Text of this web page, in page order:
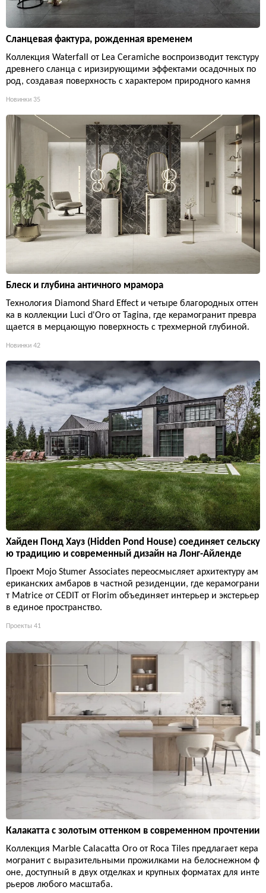
Сланцевая фактура, рожденная временем
Коллекция Waterfall от Lea Ceramiche воспроизводит текстуру
древнего сланца с иризирующими эффектами осадочных по
род, создавая поверхность с характером природного камня
Новинки 35
Блеск и глубина античного мрамора
Технология Diamond Shard Effect и четыре благородных оттен
ка в коллекции Luci d'Oro от Tagina, где керамогранит превра
щается в мерцающую поверхность с трехмерной глубиной.
Новинки 42
Хайден Понд Хауз (Hidden Pond House) соединяет сельску
ю традицию и современный дизайн на Лонг-Айленде
Проект Mojo Stumer Associates переосмысляет архитектуру ам
ериканских амбаров в частной резиденции, где керамограни
т Matrice от CEDIT от Florim объединяет интерьер и экстерьер
в единое пространство.
Проекты 41
Калакатта с золотым оттенком в современном прочтении
Коллекция Marble Calacatta Oro от Roca Tiles предлагает кера
могранит с выразительными прожилками на белоснежном ф
оне, доступный в двух отделках и крупных форматах для инте
рьеров любого масштаба.